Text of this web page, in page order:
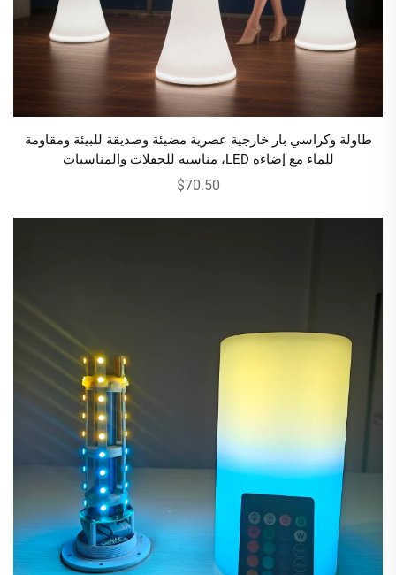
طاولة وكراسي بار خارجية عصرية مضيئة وصديقة للبيئة ومقاومة
للماء مع إضاءة LED، مناسبة للحفلات والمناسبات
$70.50